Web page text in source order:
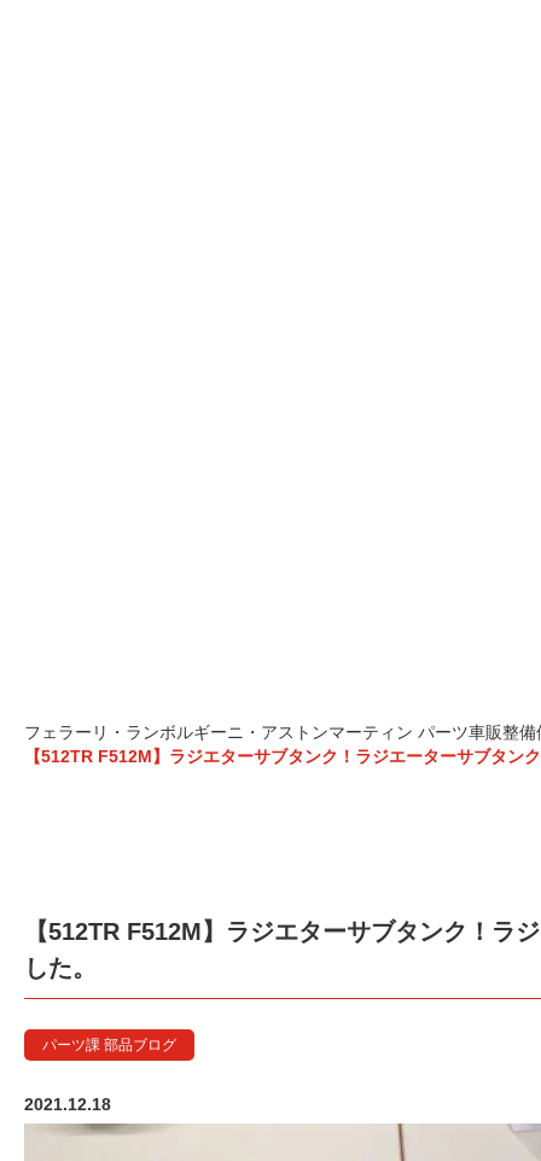
フェラーリ・ランボルギーニ・アストンマーティン パーツ車販整
【512TR F512M】ラジエターサブタンク！ラジエーターサブタ
【512TR F512M】ラジエターサブタンク！
した。
パーツ課 部品ブログ
2021.12.18